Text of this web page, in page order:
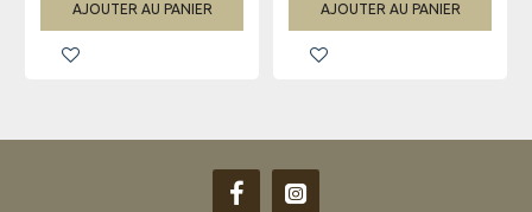
AJOUTER AU PANIER AJOUTER AU PANIER